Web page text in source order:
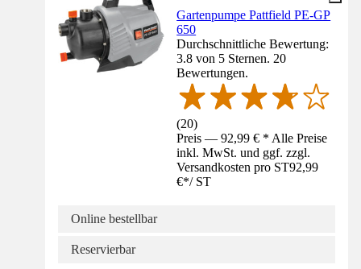
Gartenpumpe Pattfield PE-GP
650
Durchschnittliche Bewertung:
3.8 von 5 Sternen. 20
Bewertungen.
(20)
Preis — 92,99 € * Alle Preise
inkl. MwSt. und ggf. zzgl.
Versandkosten pro ST92,99
€*/ ST
Online bestellbar
Reservierbar